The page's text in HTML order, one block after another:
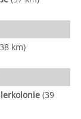
km)
(39